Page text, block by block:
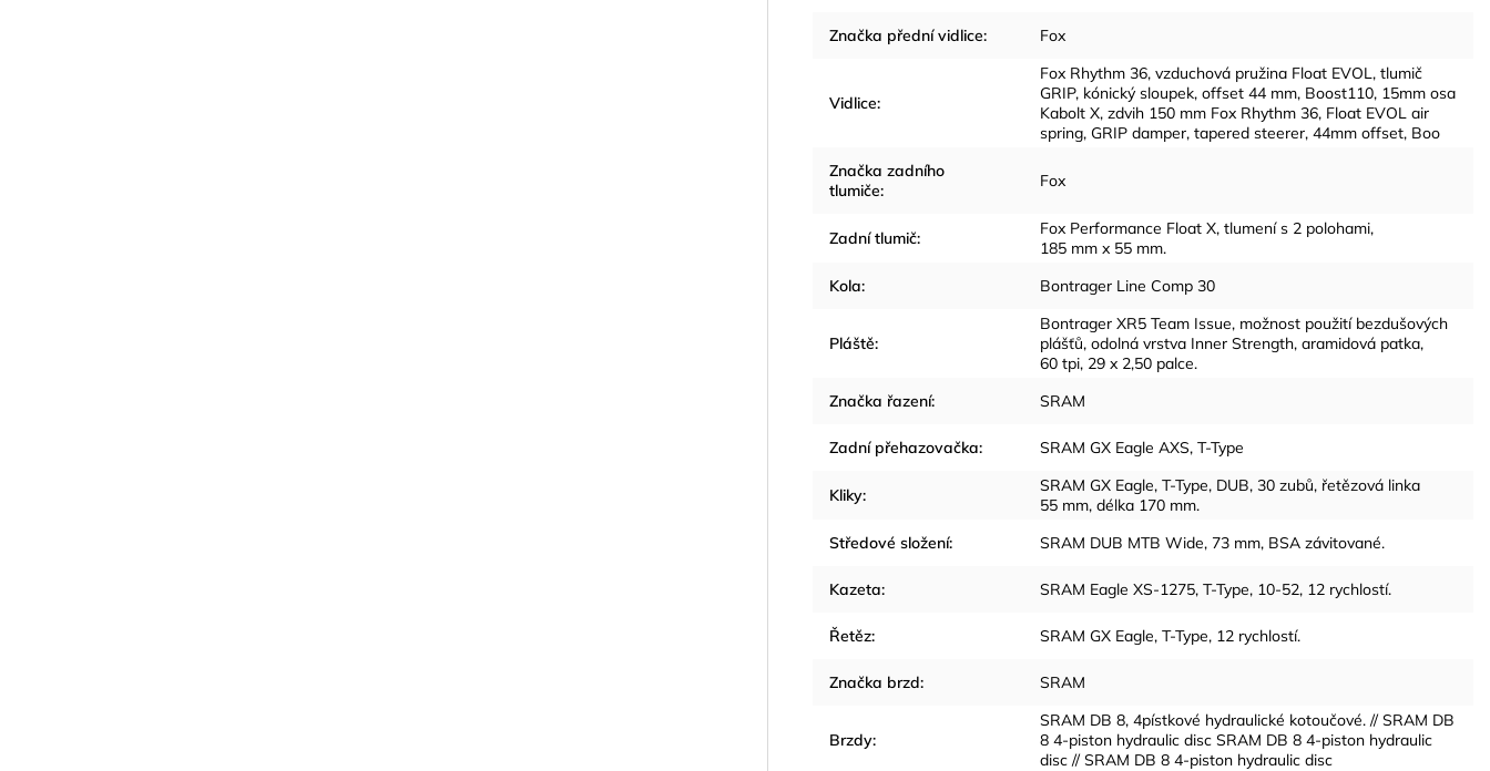
Značka přední vidlice: Fox
Vidlice:
Fox Rhythm 36, vzduchová pružina Float EVOL, tlumič
GRIP, kónický sloupek, offset 44 mm, Boost110, 15mm osa
Kabolt X, zdvih 150 mm Fox Rhythm 36, Float EVOL air
spring, GRIP damper, tapered steerer, 44mm offset, Boo
Značka zadního
tlumiče: Fox
Zadní tlumič:
Fox Performance Float X, tlumení s 2 polohami,
185 mm x 55 mm.
Kola: Bontrager Line Comp 30
Pláště:
Bontrager XR5 Team Issue, možnost použití bezdušových
plášťů, odolná vrstva Inner Strength, aramidová patka,
60 tpi, 29 x 2,50 palce.
Značka řazení: SRAM
Zadní přehazovačka: SRAM GX Eagle AXS, T-Type
Kliky:
SRAM GX Eagle, T-Type, DUB, 30 zubů, řetězová linka
55 mm, délka 170 mm.
Středové složení: SRAM DUB MTB Wide, 73 mm, BSA závitované.
Kazeta: SRAM Eagle XS-1275, T-Type, 10-52, 12 rychlostí.
Řetěz: SRAM GX Eagle, T-Type, 12 rychlostí.
Značka brzd: SRAM
Brzdy:
SRAM DB 8, 4pístkové hydraulické kotoučové. // SRAM DB
8 4-piston hydraulic disc SRAM DB 8 4-piston hydraulic
disc // SRAM DB 8 4-piston hydraulic disc